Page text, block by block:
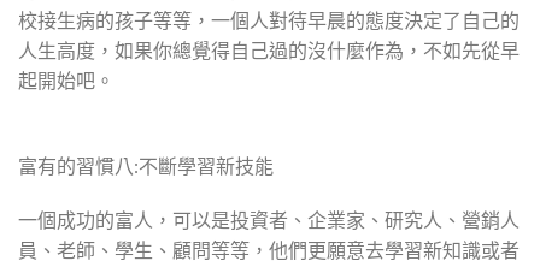
校接生病的孩子等等，一個人對待早晨的態度決定了自己的
人生高度，如果你總覺得自己過的沒什麼作為，不如先從早
起開始吧。
富有的習慣八:不斷學習新技能
一個成功的富人，可以是投資者、企業家、研究人、營銷人
員、老師、學生、顧問等等，他們更願意去學習新知識或者